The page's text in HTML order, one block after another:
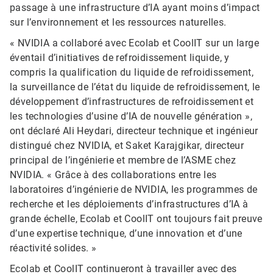
passage à une infrastructure d’IA ayant moins d’impact
sur l’environnement et les ressources naturelles.
« NVIDIA a collaboré avec Ecolab et CoolIT sur un large
éventail d’initiatives de refroidissement liquide, y
compris la qualification du liquide de refroidissement,
la surveillance de l’état du liquide de refroidissement, le
développement d’infrastructures de refroidissement et
les technologies d’usine d’IA de nouvelle génération »,
ont déclaré Ali Heydari, directeur technique et ingénieur
distingué chez NVIDIA, et Saket Karajgikar, directeur
principal de l’ingénierie et membre de l’ASME chez
NVIDIA. « Grâce à des collaborations entre les
laboratoires d’ingénierie de NVIDIA, les programmes de
recherche et les déploiements d’infrastructures d’IA à
grande échelle, Ecolab et CoolIT ont toujours fait preuve
d’une expertise technique, d’une innovation et d’une
réactivité solides. »
Ecolab et CoolIT continueront à travailler avec des